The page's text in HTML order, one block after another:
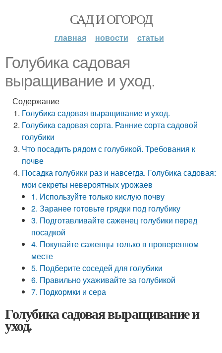
САД И ОГОРОД
главная новости статьи
Голубика садовая
выращивание и уход.
Содержание
Голубика садовая выращивание и уход.
Голубика садовая сорта. Ранние сорта садовой
голубики
Что посадить рядом с голубикой. Требования к
почве
Посадка голубики раз и навсегда. Голубика садовая:
мои секреты невероятных урожаев
1. Используйте только кислую почву
2. Заранее готовьте грядки под голубику
3. Подготавливайте саженец голубики перед
посадкой
4. Покупайте саженцы только в проверенном
месте
5. Подберите соседей для голубики
6. Правильно ухаживайте за голубикой
7. Подкормки и сера
Голубика садовая выращивание и
уход.